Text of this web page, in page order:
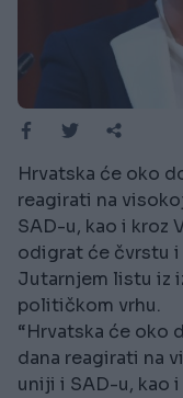
Hrvatska će oko
reagirati na
SAD-u, kao i kroz
odigrat će čvrstu
Jutarnjem listu iz
političkom vrhu.
“Hrvatska će oko
dana reagirati na
uniji i SAD-u, kao